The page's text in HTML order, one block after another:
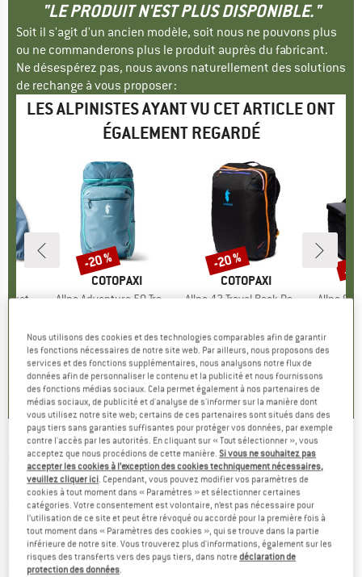
"LE PRODUIT N'EST PLUS DISPONIBLE."
Soit il s'agit d'un ancien modèle, soit nous ne pouvons plus
ou ne commanderons plus le produit auprès du fabricant.
Ne désespérez pas, nous avons naturellement des solutions
de rechange à vous proposer :
LES ALPINISTES AYANT VU CET ARTICLE ONT
ÉGALEMENT REGARDÉ
)
MARQUE
COTOPAXI
Article
Allpa Adventure 50 Travel Pack
0,0(0)
Remise
-20 %
MARQUE
COTOPAXI
Article
Allpa 42 Travel Pack Del Dia Dark
5,0(1)
Remise
-20 %
Article
Allpa 90
CONTINENTAL -Xynotal DH SuperSoft 29 x
2.40'' (60-622) FB - Pneu de vélo
(0)
Nous utilisons des cookies et des technologies comparables afin de garantir
les fonctions nécessaires de notre site web. Par ailleurs, nous proposons des
services et des fonctions supplémentaires, nous analysons notre flux de
données afin de personnaliser le contenu et la publicité et nous fournissons
des fonctions médias sociaux. Cela permet également à nos partenaires de
médias sociaux, de publicité et d'analyse de s'informer sur la manière dont
vous utilisez notre site web; certains de ces partenaires sont situés dans des
pays tiers sans garanties suffisantes pour protéger vos données, par exemple
contre l'accès par les autorités. En cliquant sur « Tout sélectionner », vous
acceptez que nous procédions de cette manière.Si vous ne souhaitez pas
accepter les cookies à l’exception des cookies techniquement nécessaires,
veuillez cliquer ici. Cependant, vous pouvez modifier vos paramètres de
cookies à tout moment dans « Paramètres » et sélectionner certaines
catégories. Votre consentement est volontaire, n’est pas nécessaire pour
l’utilisation de ce site et peut être révoqué ou accordé pour la première fois à
tout moment dans « Paramètres des cookies », qui se trouve dans la partie
inférieure de notre site. Vous trouverez plus d'informations, également sur les
risques des transferts vers des pays tiers, dans notredéclaration de
protection des données.